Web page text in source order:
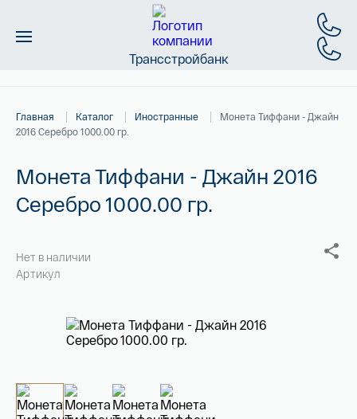
Трансстройбанк
Слитки
Новинки
Магазин
Контакты
8800 505
04 76
+7495 78682 78
Главная Каталог Иностранные
Монета Тиффани - Джайн
2016 Серебро 1000.00 гр.
Монета Тиффани - Джайн 2016
Серебро 1000.00 гр.
Нет в наличии
Артикул